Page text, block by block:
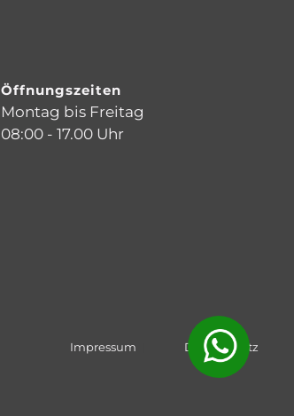
Öffnungszeiten
Montag bis Freitag
08:00 - 17.00 Uhr
Impressum Datenschutz